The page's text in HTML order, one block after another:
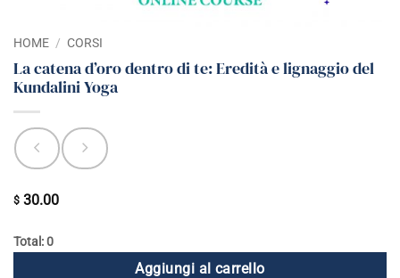
HOME / CORSI
La catena d’oro dentro di te: Eredità e lignaggio del
Kundalini Yoga
$ 30.00
Total: 0
Aggiungi al carrello